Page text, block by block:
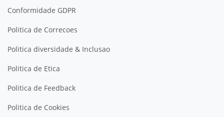
Conformidade GDPR
Politica de Correcoes
Politica diversidade & Inclusao
Politica de Etica
Politica de Feedback
Politica de Cookies